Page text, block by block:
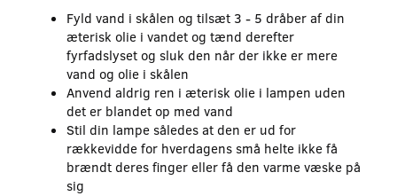
Fyld vand i skålen og tilsæt 3 - 5 dråber af din
æterisk olie i vandet og tænd derefter
fyrfadslyset og sluk den når der ikke er mere
vand og olie i skålen
Anvend aldrig ren i æterisk olie i lampen uden
det er blandet op med vand
Stil din lampe således at den er ud for
rækkevidde for hverdagens små helte ikke få
brændt deres finger eller få den varme væske på
sig